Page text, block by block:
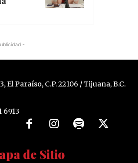
-
El Paraíso, C.P. 22106 / Tijuana, B.C.
6913
de Sitio